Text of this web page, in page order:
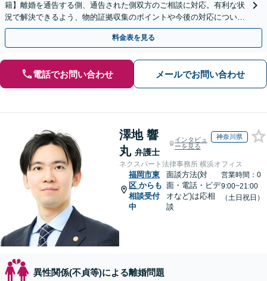
籍】離婚を通告する側、通告された側双方のご相談に対応。有利な状
況で解決できるよう、物的証拠収集のポイントや今後の対応について
わかりやすくアドバイスします【休日・夜間面談OK】
料金表を見る
電話でお問い合わせ メールでお問い合わせ
澤地 響
丸 弁護士
インタビュ
ーを見る
神奈川県
ネクスパート法律事務所 横浜オフィス
福岡市東
区 からも
相談受付
中
面談方法(対
面・電話・ビデ
オなど)は応相
談
営業時間：0
9:00~21:00
（土日祝日）
異性関係(不貞等)による離婚問題